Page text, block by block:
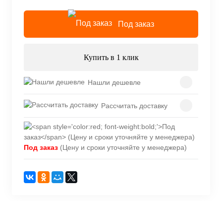
Под заказ
Купить в 1 клик
Нашли дешевле
Рассчитать доставку
Под заказ (Цену и сроки уточняйте у менеджера)